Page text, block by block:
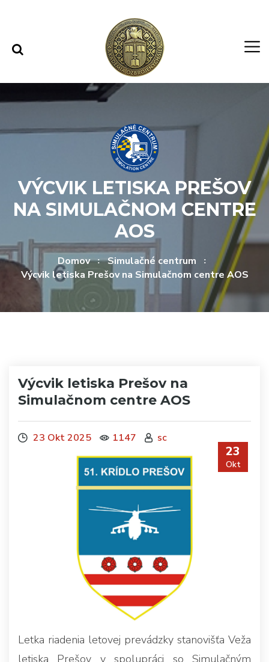
VÝCVIK LETISKA PREŠOV
NA SIMULAČNOM CENTRE
AOS
Domov
Simulačné centrum
Výcvik letiska Prešov na Simulačnom centre AOS
Výcvik letiska Prešov na
Simulačnom centre AOS
23 Okt 2025 1147 sc
23
Okt
Letka riadenia letovej prevádzky stanovišťa Veža
letiska Prešov v spolupráci so Simulačným